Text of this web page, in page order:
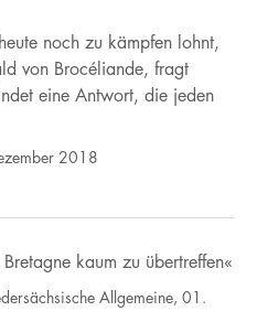
noch zu kämpfen lohnt,
von Brocéliande, fragt
eine Antwort, die jeden
2018
kaum zu übertreffen«
Allgemeine, 01.